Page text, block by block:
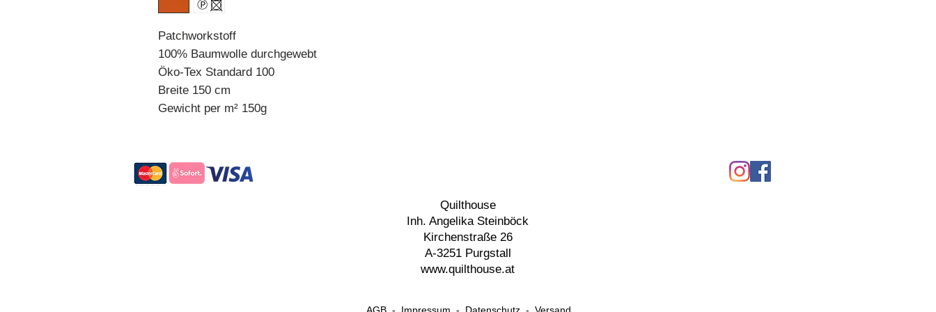
Patchworkstoff
100% Baumwolle durchgewebt
Öko-Tex Standard 100
Breite 150 cm
Gewicht per m² 150g
Quilthouse
Inh. Angelika Steinböck
Kirchenstraße 26
A-3251 Purgstall
www.quilthouse.at